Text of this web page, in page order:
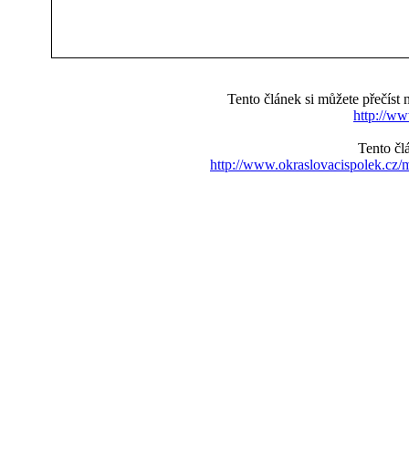
Tento článek si můžete přečíst
http://
Tento
http://www.okraslovacispolek.cz/